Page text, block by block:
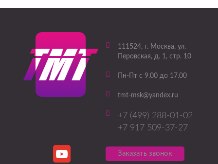
111524, г. Москва, ул.
Перовская, д. 1, стр. 10
Пн-Пт с 9.00 до 17.00
tmt-msk@yandex.ru
+7 (499) 288-01-02
+7 917 509-37-27
Заказать звонок